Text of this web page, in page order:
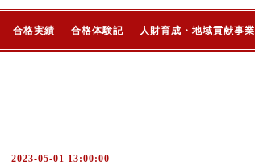
合格実績 合格体験記 人財育成・地域貢献事業
2023-05-01 13:00:00